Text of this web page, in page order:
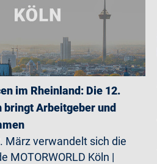
im Rheinland: Die 12.
bringt Arbeitgeber und
März verwandelt sich die
MOTORWORLD Köln |